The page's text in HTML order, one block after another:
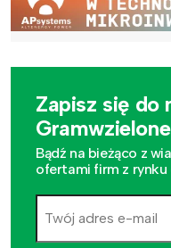
Zapisz się do
Bądź na bieżąco z
ofertami firm z rynku